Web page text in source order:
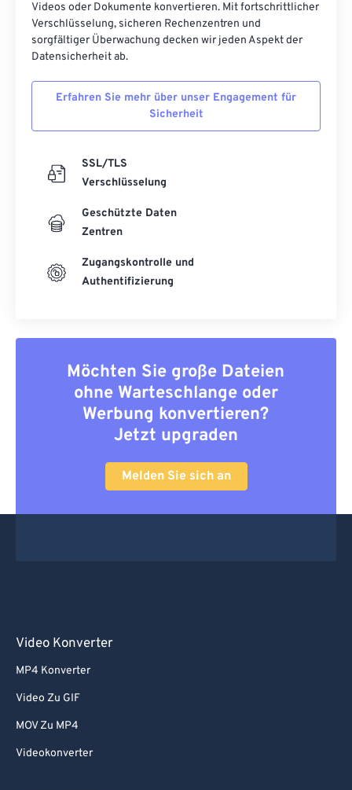
Videos oder Dokumente konvertieren. Mit fortschrittlicher
Verschlüsselung, sicheren Rechenzentren und
sorgfältiger Überwachung decken wir jeden Aspekt der
Datensicherheit ab.
Erfahren Sie mehr über unser Engagement für
Sicherheit
SSL/TLS
Verschlüsselung
Geschützte Daten
Zentren
Zugangskontrolle und
Authentifizierung
Möchten Sie große Dateien
ohne Warteschlange oder
Werbung konvertieren?
Jetzt upgraden
Melden Sie sich an
Video Konverter
MP4 Konverter
Video Zu GIF
MOV Zu MP4
Videokonverter